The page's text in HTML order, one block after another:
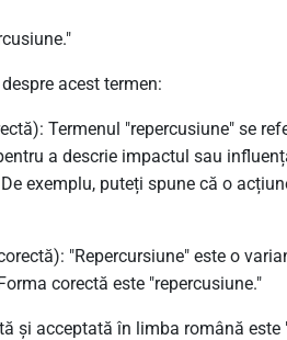
acest termen:
Termenul "repercusiune" se
a descrie impactul sau
exemplu, puteți spune că o
"Repercursiune" este o
corectă este "repercusiune."
și acceptată în limba română este